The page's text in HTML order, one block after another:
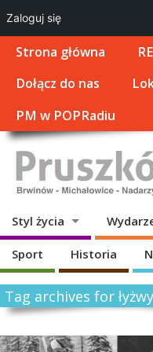
Strona główna
Dołącz do nas
PM w POPRadiu
Styl życia
Sport Historia
Tag archives for łyżwy
Zaloguj się